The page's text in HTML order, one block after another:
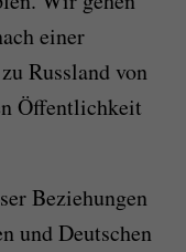
einer
Russland von
Öffentlichkeit
Beziehungen
und Deutschen